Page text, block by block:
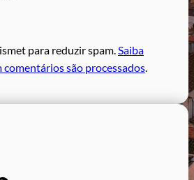
para reduzir spam.Saiba
comentários são processados.